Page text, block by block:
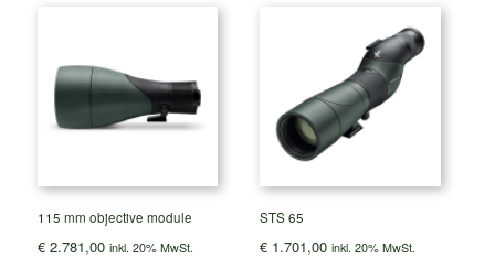
115 mm objective module
€ 2.781,00 inkl. 20% MwSt.
STS 65
€ 1.701,00 inkl. 20% MwSt.